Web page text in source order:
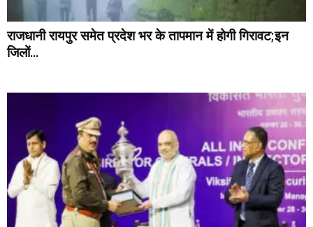
राजधानी रायपुर समेत प्रदेश भर के तापमान में होगी गिरावट;इन
जिलों...